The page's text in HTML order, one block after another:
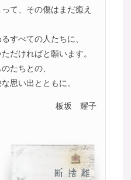
て、その傷はまだ癒え
すべての人たちに、
だければと願います。
たちとの、
思い出とともに。
板坂 耀子